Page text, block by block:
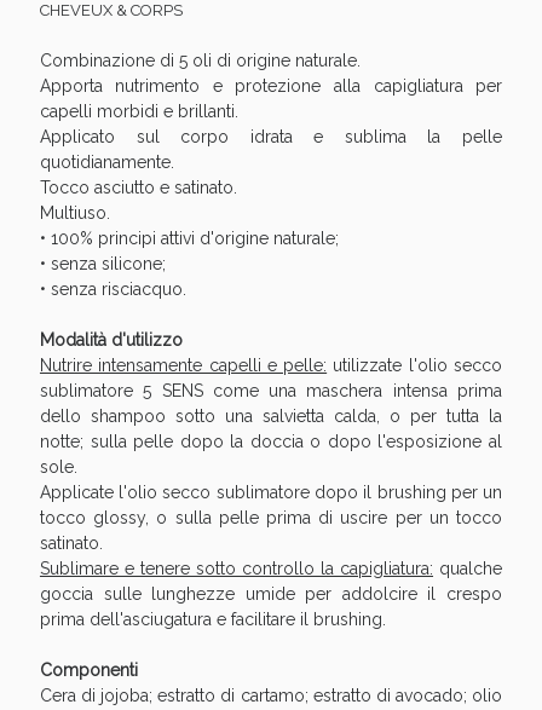
CHEVEUX & CORPS
Combinazione di 5 oli di origine naturale.
Apporta nutrimento e protezione alla capigliatura per
capelli morbidi e brillanti.
Applicato sul corpo idrata e sublima la pelle
quotidianamente.
Tocco asciutto e satinato.
Multiuso.
• 100% principi attivi d'origine naturale;
• senza silicone;
• senza risciacquo.
Modalità d'utilizzo
Nutrire intensamente capelli e pelle: utilizzate l'olio secco
sublimatore 5 SENS come una maschera intensa prima
dello shampoo sotto una salvietta calda, o per tutta la
notte; sulla pelle dopo la doccia o dopo l'esposizione al
sole.
Applicate l'olio secco sublimatore dopo il brushing per un
tocco glossy, o sulla pelle prima di uscire per un tocco
satinato.
Sublimare e tenere sotto controllo la capigliatura: qualche
goccia sulle lunghezze umide per addolcire il crespo
prima dell'asciugatura e facilitare il brushing.
Componenti
Cera di jojoba; estratto di cartamo; estratto di avocado; olio
Sconto fino al 55% disponibile oggi!
Vie Urinarie e Prostata: Sconti fino al 45% oggi!